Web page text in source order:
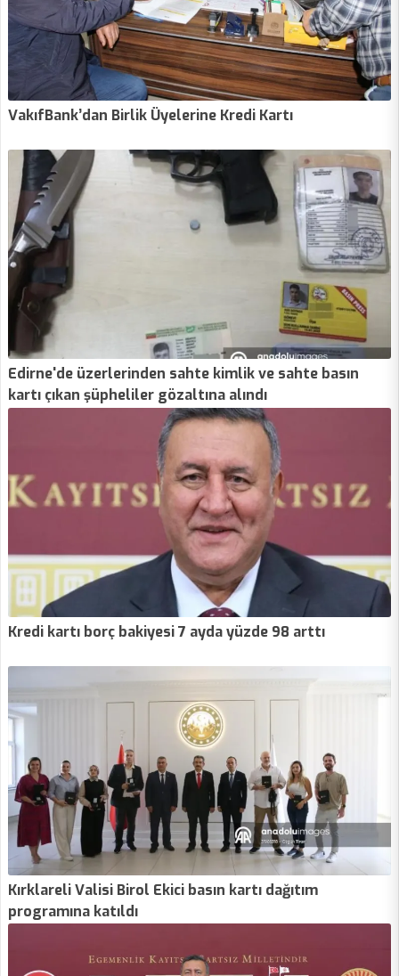
VakıfBank’dan Birlik Üyelerine Kredi Kartı
Edirne'de üzerlerinden sahte kimlik ve sahte basın
kartı çıkan şüpheliler gözaltına alındı
Kredi kartı borç bakiyesi 7 ayda yüzde 98 arttı
Kırklareli Valisi Birol Ekici basın kartı dağıtım
programına katıldı